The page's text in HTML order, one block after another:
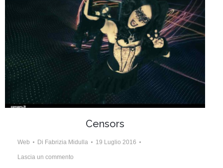
Censors
Web Di Fabrizia Midulla 19 Luglio 2016
Lascia un commento